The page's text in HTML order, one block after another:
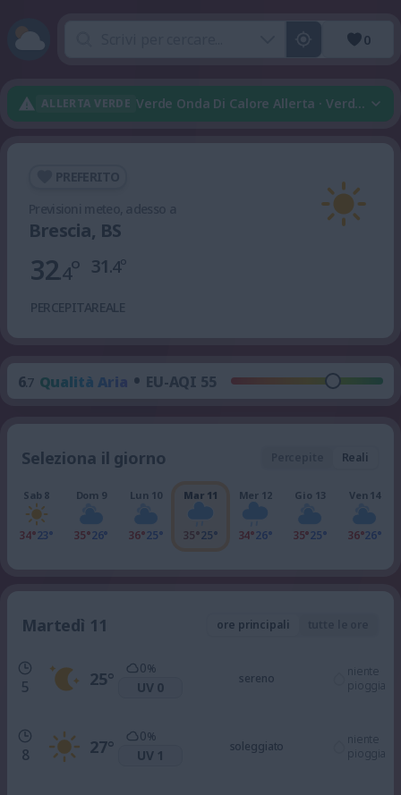
0
ALLERTA VERDE Verde Onda Di Calore Allerta · Verde
Brescia, BS
32.4°
PERCEPITA
31.4°
REALE
6.7 Qualità Aria • EU-AQI 55
Seleziona il giorno Reali
Sab 8
34°23°
Dom 9
35°26°
Lun 10
36°25°
Mar 11
35°25°
Mer 12
34°26°
Gio 13
35°25°
Ven 14
36°26°
Martedì 11 ore principali
5 25°
0%
UV 0
sereno
niente
pioggia
8 27°
0%
UV 1
soleggiato
niente
pioggia